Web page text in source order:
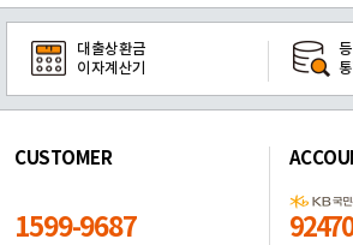
대출상환금
이자계산기
CUSTOMER
1599-9687